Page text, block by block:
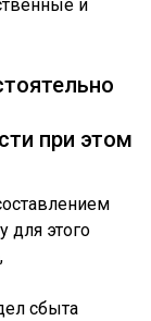
и
при этом
для этого
сбыта